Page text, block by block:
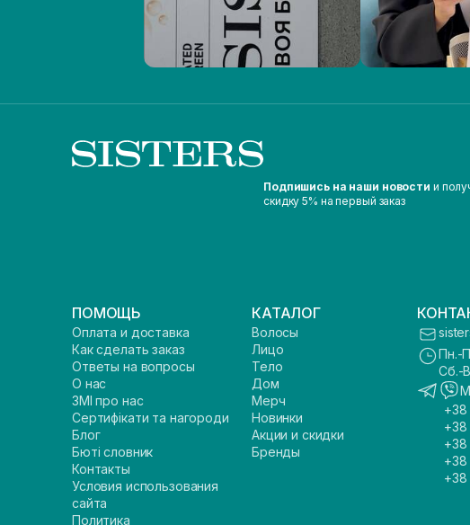
Подпишись на наши новости и
скидку 5% на первый заказ
ПОМОЩЬ
Оплата и доставка
Как сделать заказ
Ответы на вопросы
О нас
ЗМІ про нас
Сертифікати та нагороди
Блог
Бюті словник
Контакты
Условия использования
сайта
Политика
КАТАЛОГ
Волосы
Лицо
Тело
Дом
Мерч
Новинки
Акции и скидки
Бренды
Пн.-
Сб.-
+38